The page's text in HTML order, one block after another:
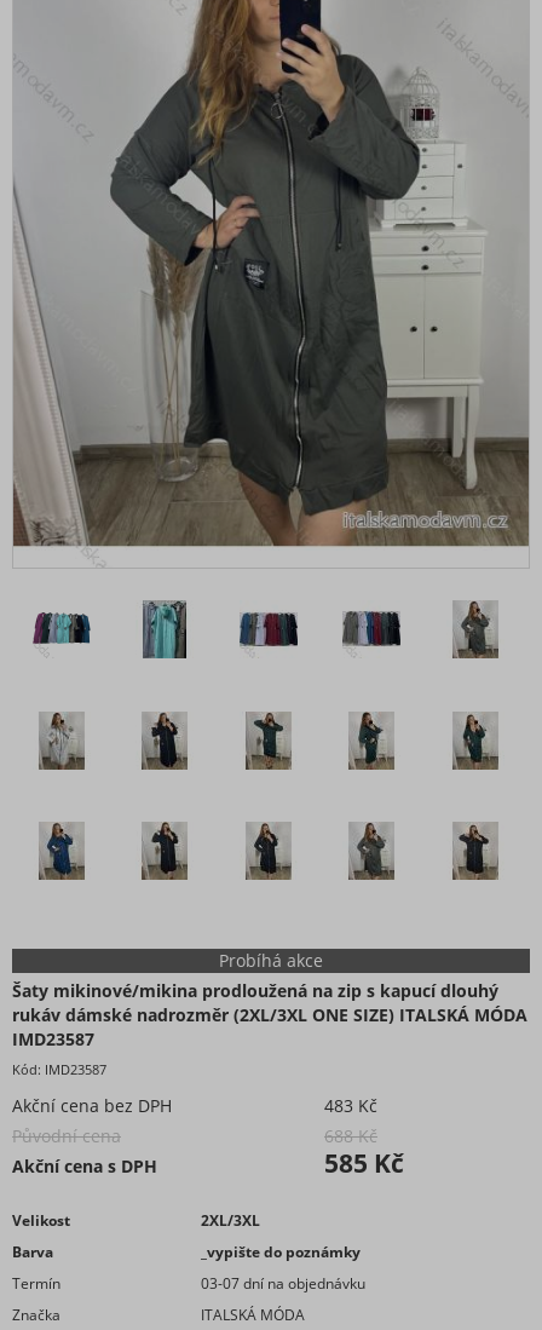
Oblečení bez potisku
Extravagantní móda
Probíhá akce
Šaty mikinové/mikina prodloužená na zip s kapucí dlouhý
rukáv dámské nadrozměr (2XL/3XL ONE SIZE) ITALSKÁ MÓDA
IMD23587
Kód: IMD23587
Akční cena bez DPH
483 Kč
Původní cena
688 Kč
Akční cena s DPH
585 Kč
Velikost
2XL/3XL
Barva
_vypište do poznámky
Termín
03-07 dní na objednávku
Značka
ITALSKÁ MÓDA